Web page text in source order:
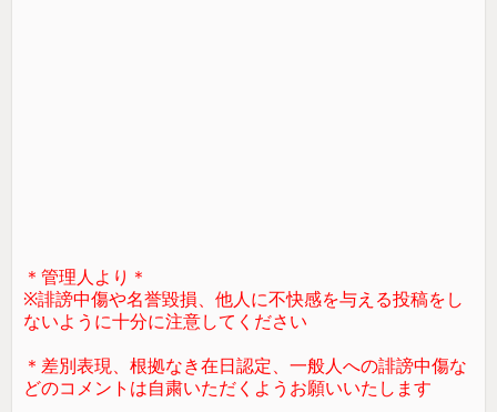
＊管理人より＊
※誹謗中傷や名誉毀損、他人に不快感を与える投稿をし
ないように十分に注意してください
＊差別表現、根拠なき在日認定、一般人への誹謗中傷な
どのコメントは自粛いただくようお願いいたします